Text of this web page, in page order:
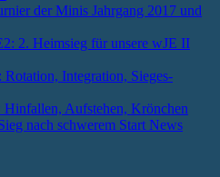
der Minis Jahrgang 2017 und
2. Heimsieg für unsere wJE II
Rotation, Integration, Sieges-
Hinfallen, Aufstehen, Krönchen
nach schwerem Start News